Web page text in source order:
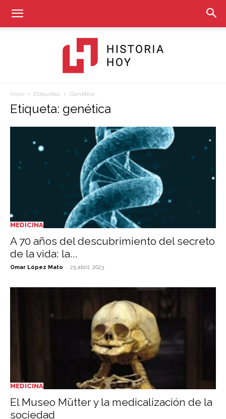
Hoy
Inicio Etiquetas Genética
Etiqueta: genética
MEDICINA
A 70 años del descubrimiento del secreto
de la vida: la...
Omar López Mato - 25 abril, 2023
MEDICINA
El Museo Mütter y la medicalización de la
sociedad